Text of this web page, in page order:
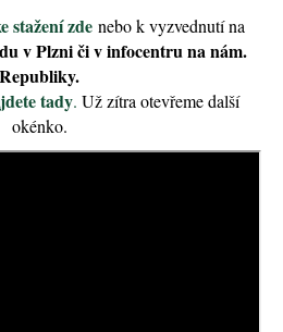
stažení zde nebo k vyzvednutí na
v Plzni či v infocentru na nám.
Republiky.
tady. Už zítra otevřeme další
okénko.